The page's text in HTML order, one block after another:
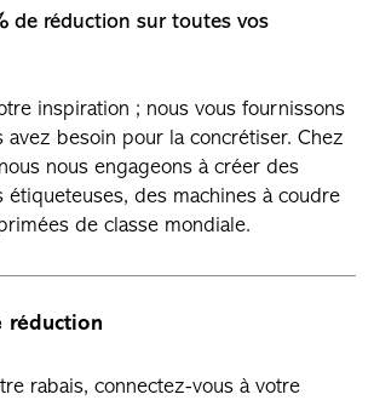
de réduction sur toutes vos
inspiration ; nous vous fournissons
avez besoin pour la concrétiser. Chez
nous engageons à créer des
étiqueteuses, des machines à coudre
de classe mondiale.
réduction
rabais, connectez-vous à votre